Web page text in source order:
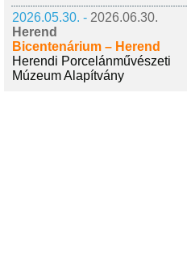
2026.05.30. - 2026.06.30.
Herend
Bicentenárium – Herend
Herendi Porcelánművészeti
Múzeum Alapítvány